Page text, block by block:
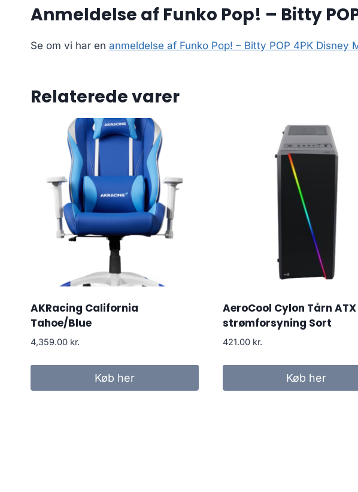
Anmeldelse af Funko Pop! – Bitty
Se om vi har en anmeldelse af Funko Pop! – Bitty POP 4PK Disney
Relaterede varer
AKRacing California
Tahoe/Blue
4,359.00 kr.
Køb her
AeroCool Cylon Tårn
strømforsyning Sort
421.00 kr.
Køb her